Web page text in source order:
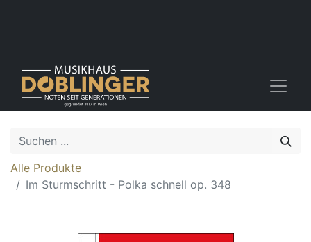
Alle Produkte
Im Sturmschritt - Polka schnell op. 348